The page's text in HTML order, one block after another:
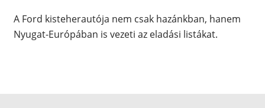
A Ford kisteherautója nem csak hazánkban, hanem
Nyugat-Európában is vezeti az eladási listákat.